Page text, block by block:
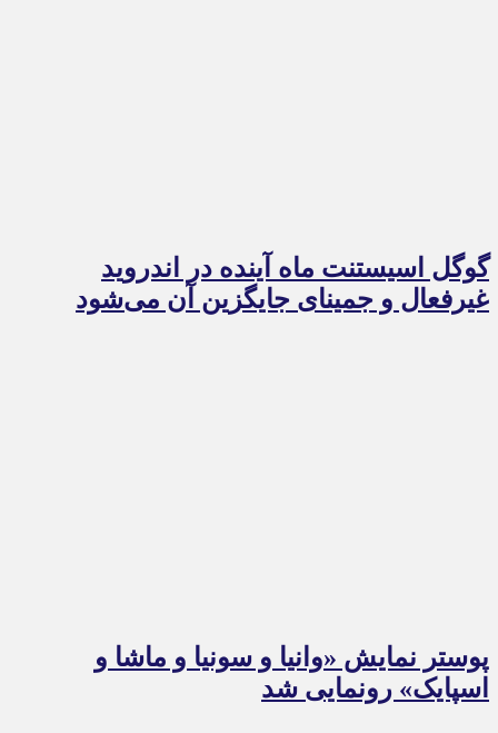
گوگل اسیستنت ماه آینده در اندروید
غیرفعال و جمینای جایگزین آن می‌شود
پوستر نمایش «وانیا و سونیا و ماشا و
اسپایک» رونمایی شد